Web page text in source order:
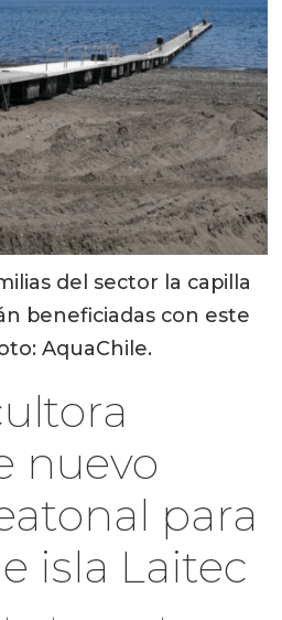
del sector la capilla
beneficiadas con este
AquaChile.
nuevo
para
isla Laitec